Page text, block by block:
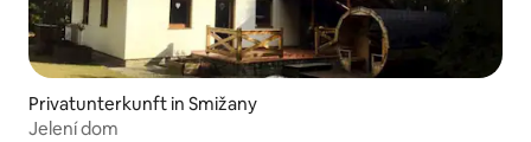
Privatunterkunft in Smižany
Jelení dom